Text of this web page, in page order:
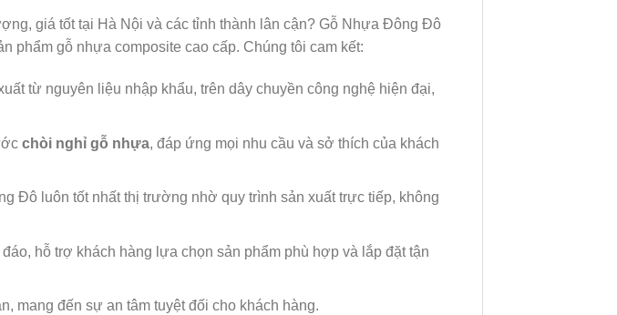
giá tốt tại Hà Nội và các tỉnh thành lân cận? Gỗ Nhựa Đông Đô
phẩm gỗ nhựa composite cao cấp. Chúng tôi cam kết:
từ nguyên liệu nhập khẩu, trên dây chuyền công nghệ hiện đại,
chòi nghỉ gỗ nhựa, đáp ứng mọi nhu cầu và sở thích của khách
Đô luôn tốt nhất thị trường nhờ quy trình sản xuất trực tiếp, không
hỗ trợ khách hàng lựa chọn sản phẩm phù hợp và lắp đặt tận
mang đến sự an tâm tuyệt đối cho khách hàng.